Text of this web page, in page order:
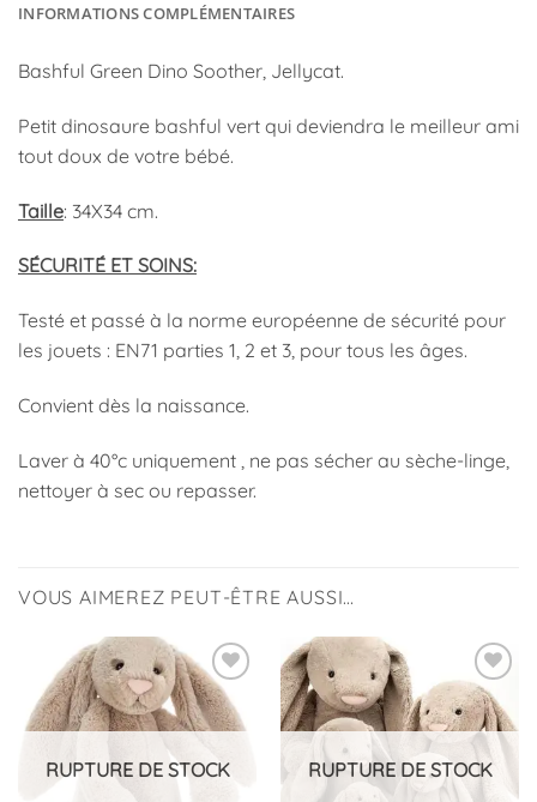
INFORMATIONS COMPLÉMENTAIRES
Bashful Green Dino Soother, Jellycat.
Petit dinosaure bashful vert qui deviendra le meilleur ami
tout doux de votre bébé.
Taille: 34X34 cm.
SÉCURITÉ ET SOINS:
Testé et passé à la norme européenne de sécurité pour
les jouets : EN71 parties 1, 2 et 3, pour tous les âges.
Convient dès la naissance.
Laver à 40°c uniquement , ne pas sécher au sèche-linge,
nettoyer à sec ou repasser.
VOUS AIMEREZ PEUT-ÊTRE AUSSI…
RUPTURE DE STOCK
Ajouter
à la
liste
d’envies
RUPTURE DE STOCK